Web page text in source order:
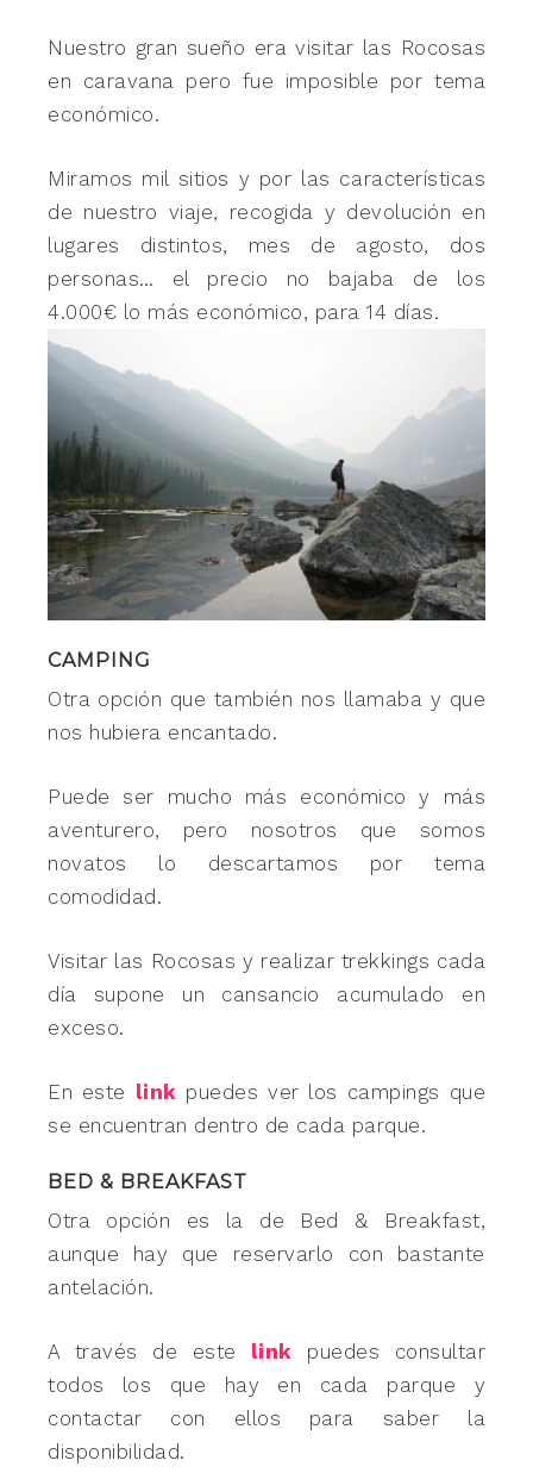
Nuestro gran sueño era visitar las Rocosas
en caravana pero fue imposible por tema
económico.
Miramos mil sitios y por las características
de nuestro viaje, recogida y devolución en
lugares distintos, mes de agosto, dos
personas… el precio no bajaba de los
4.000€ lo más económico, para 14 días.
CAMPING
Otra opción que también nos llamaba y que
nos hubiera encantado.
Puede ser mucho más económico y más
aventurero, pero nosotros que somos
novatos lo descartamos por tema
comodidad.
Visitar las Rocosas y realizar trekkings cada
día supone un cansancio acumulado en
exceso.
En este link puedes ver los campings que
se encuentran dentro de cada parque.
BED & BREAKFAST
Otra opción es la de Bed & Breakfast,
aunque hay que reservarlo con bastante
antelación.
A través de este link
puedes consultar
todos los que hay en cada parque y
contactar con ellos para saber la
disponibilidad.